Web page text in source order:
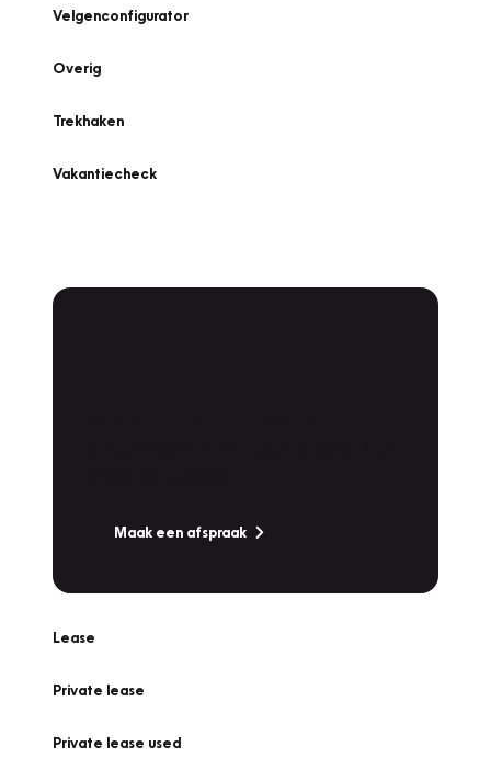
Velgenconfigurator
Overig
Trekhaken
Vakantiecheck
Maak een afspraak
Lease
Private lease
Private lease used